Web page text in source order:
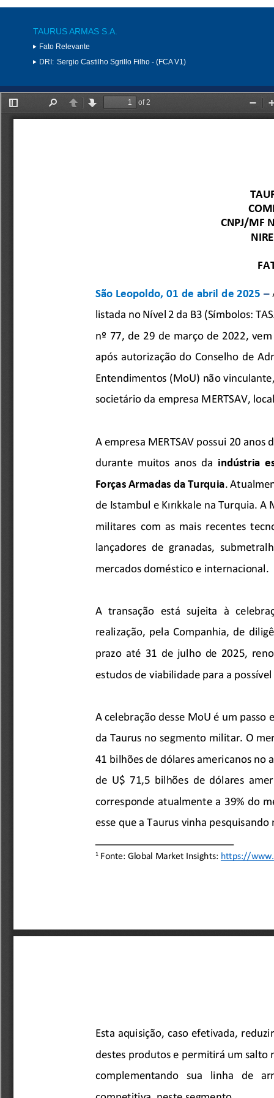
TAURUS ARMAS S.A.
Fato Relevante
DRI: Sergio Castilho Sgrillo Filho - (FCA V1)